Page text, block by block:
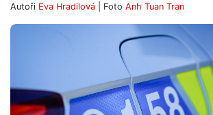
Autoři Eva Hradilová | Foto Anh Tuan Tran